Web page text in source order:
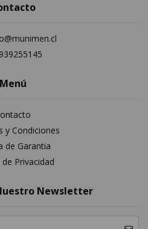
Menú
y Condiciones
de Garantia
Privacidad
Newsletter